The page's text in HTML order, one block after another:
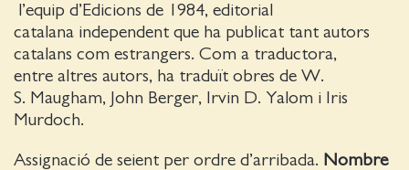
l’equip d’Edicions de 1984, editorial
catalana independent que ha publicat tant autors
catalans com estrangers. Com a traductora,
entre altres autors, ha traduït obres de W.
S. Maugham, John Berger, Irvin D. Yalom i Iris
Murdoch.
Assignació de seient per ordre d’arribada. Nombre